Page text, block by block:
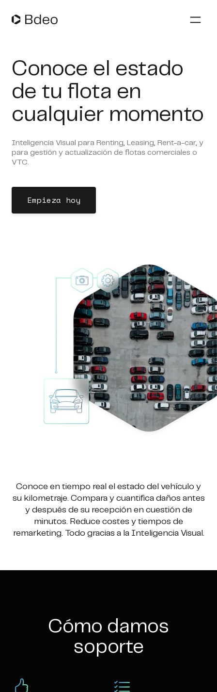
Suscripción de Pólizas
Gestión de Siniestros
Aseguradoras de Hogar
Gestión de Flotas
Recursos
Whitepapers
Webinars
Casos de éxito
Eventos
Conoce el estado
de tu flota en
cualquier momento
Inteligencia Visual para Renting, Leasing, Rent-a-car, y
para gestión y actualización de flotas comerciales o
VTC.
Empieza hoy
Conoce en tiempo real el estado del vehículo y
su kilometraje. Compara y cuantifica daños antes
y después de su recepción en cuestión de
minutos. Reduce costes y tiempos de
remarketing. Todo gracias a la Inteligencia Visual.
Cómo damos
soporte